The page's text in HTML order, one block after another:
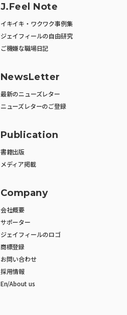
J.Feel Note
イキイキ・ワクワク事例集
ジェイフィールの自由研究
ご機嫌な職場日記
NewsLetter
最新のニューズレター
ニューズレターのご登録
Publication
書籍出版
メディア掲載
Company
会社概要
サポーター
ジェイフィールのロゴ
商標登録
お問い合わせ
採用情報
En/About us